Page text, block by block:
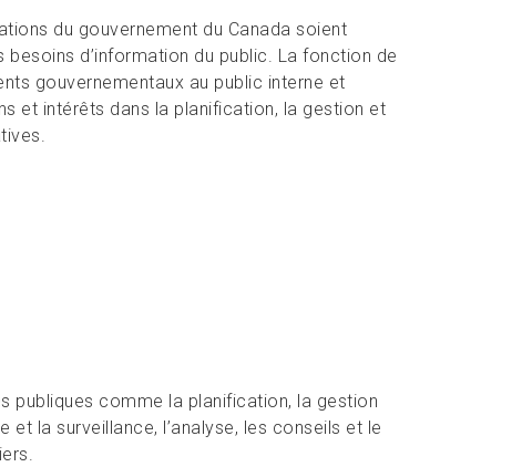
du gouvernement du Canada soient
d’information du public. La fonction de
gouvernementaux au public interne et
et intérêts dans la planification, la gestion et
publiques comme la planification, la gestion
la surveillance, l’analyse, les conseils et le